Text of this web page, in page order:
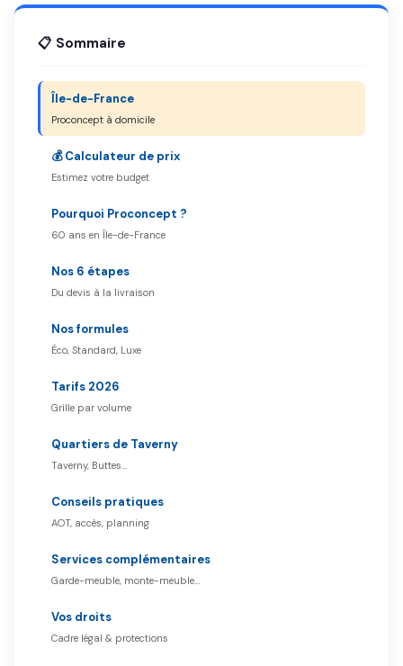
📋 Sommaire
Île-de-France
Proconcept à domicile
💰 Calculateur de prix
Estimez votre budget
Pourquoi Proconcept ?
60 ans en Île-de-France
Nos 6 étapes
Du devis à la livraison
Nos formules
Éco, Standard, Luxe
Tarifs 2026
Grille par volume
Quartiers de Taverny
Taverny, Buttes…
Conseils pratiques
AOT, accès, planning
Services complémentaires
Garde-meuble, monte-meuble…
Vos droits
Cadre légal & protections